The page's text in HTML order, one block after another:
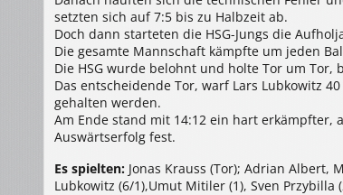
setzten sich auf 7:5 bis zu Halbzeit ab.
Doch dann starteten die HSG-Jungs die
Die gesamte Mannschaft kämpfte um jeden
Die HSG wurde belohnt und holte Tor um Tor,
Das entscheidende Tor, warf Lars Lubkowitz
gehalten werden.
Am Ende stand mit 14:12 ein hart
Auswärtserfolg fest.
Es spielten: Jonas Krauss (Tor); Adrian Albert,
Lubkowitz (6/1),Umut Mitiler (1), Sven Przybilla